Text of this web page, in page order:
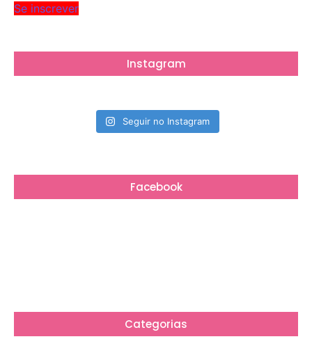
Se inscrever
Instagram
Seguir no Instagram
Facebook
Categorias